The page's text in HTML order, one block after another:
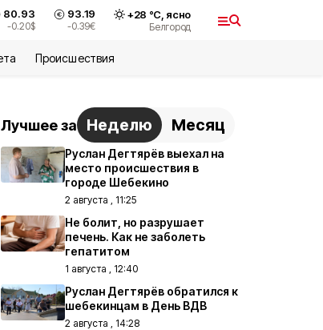
80.93
-0.20$
93.19
-0.39€
+28 °С, ясно
Белгород
Происшествия
Лучшее за Неделю Месяц
Руслан Дегтярёв выехал на
место происшествия в
городе Шебекино
2 августа , 11:25
Не болит, но разрушает
печень. Как не заболеть
гепатитом
1 августа , 12:40
Руслан Дегтярёв обратился к
шебекинцам в День ВДВ
2 августа , 14:28